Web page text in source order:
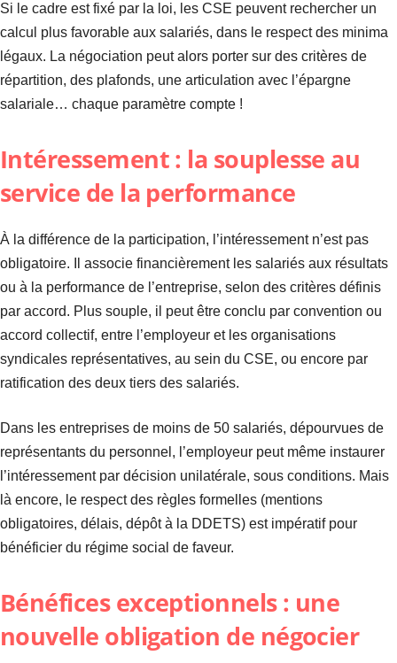
Si le cadre est fixé par la loi, les CSE peuvent rechercher un
calcul plus favorable aux salariés, dans le respect des minima
légaux. La négociation peut alors porter sur des critères de
répartition, des plafonds, une articulation avec l’épargne
salariale… chaque paramètre compte !
Intéressement : la souplesse au
service de la performance
À la différence de la participation, l’intéressement n’est pas
obligatoire. Il associe financièrement les salariés aux résultats
ou à la performance de l’entreprise, selon des critères définis
par accord. Plus souple, il peut être conclu par convention ou
accord collectif, entre l’employeur et les organisations
syndicales représentatives, au sein du CSE, ou encore par
ratification des deux tiers des salariés.
Dans les entreprises de moins de 50 salariés, dépourvues de
représentants du personnel, l’employeur peut même instaurer
l’intéressement par décision unilatérale, sous conditions. Mais
là encore, le respect des règles formelles (mentions
obligatoires, délais, dépôt à la DDETS) est impératif pour
bénéficier du régime social de faveur.
Bénéfices exceptionnels : une
nouvelle obligation de négocier